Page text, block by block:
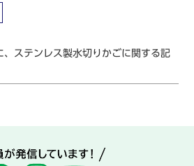
、ステンレス製水切りかごに関する記